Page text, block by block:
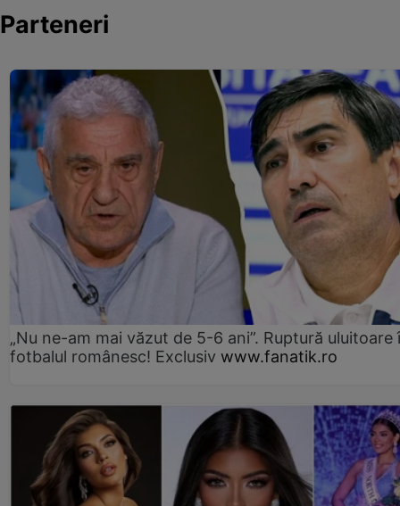
Parteneri
„Nu ne-am mai văzut de 5-6 ani”. Ruptură uluitoare
fotbalul românesc! Exclusiv www.fanatik.ro